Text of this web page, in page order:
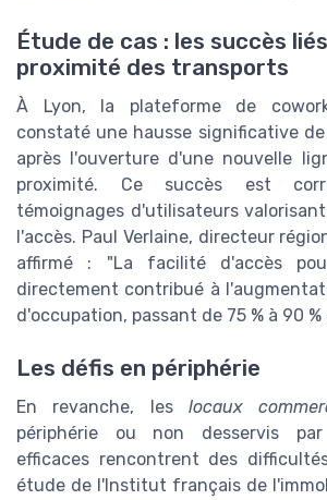
Étude de cas : les succès
proximité des transports
À Lyon, la plateforme de
constaté une hausse significative
après l'ouverture d'une nouvelle
proximité. Ce succès est
témoignages d'utilisateurs
l'accès. Paul Verlaine, directeur
affirmé : "La facilité d'accès
directement contribué à
d'occupation, passant de 75 % à 90 %
Les défis en périphérie
En revanche, les locaux
périphérie ou non desservis
efficaces rencontrent des
étude de l'Institut français de